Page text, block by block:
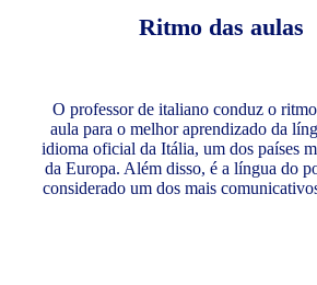
Ritmo das aulas
O professor de italiano conduz o
aula para o melhor aprendizado da
idioma oficial da Itália, um dos países
da Europa. Além disso, é a língua do
considerado um dos mais